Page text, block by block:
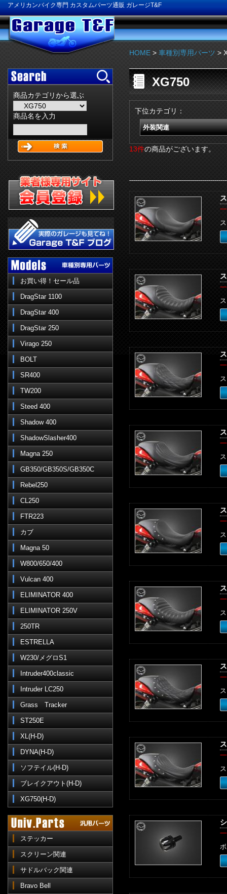
アメリカンバイク専門 カスタムパーツ通販 ガレージT&F
商品カテゴリから選ぶ
商品名を入力
お買い得！セール品
DragStar 1100
DragStar 400
DragStar 250
Virago 250
BOLT
SR400
TW200
Steed 400
Shadow 400
ShadowSlasher400
Magna 250
GB350/GB350S/GB350C
Rebel250
CL250
FTR223
カブ
Magna 50
W800/650/400
Vulcan 400
ELIMINATOR 400
ELIMINATOR 250V
250TR
ESTRELLA
W230/メグロS1
Intruder400classic
Intruder LC250
Grass Tracker
ST250E
XL(H-D)
DYNA(H-D)
ソフテイル(H-D)
ブレイクアウト(H-D)
XG750(H-D)
ステッカー
スクリーン関連
サドルバック関連
Bravo Bell
HOME > 車種別専用パーツ >
XG750
下位カテゴリ：
外装関連
13件の商品がございます。